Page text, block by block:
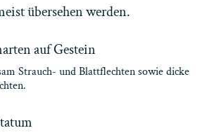
übersehen werden.
Strauch- und Blattflechten sowie dicke